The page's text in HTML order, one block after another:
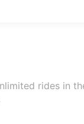
rides in